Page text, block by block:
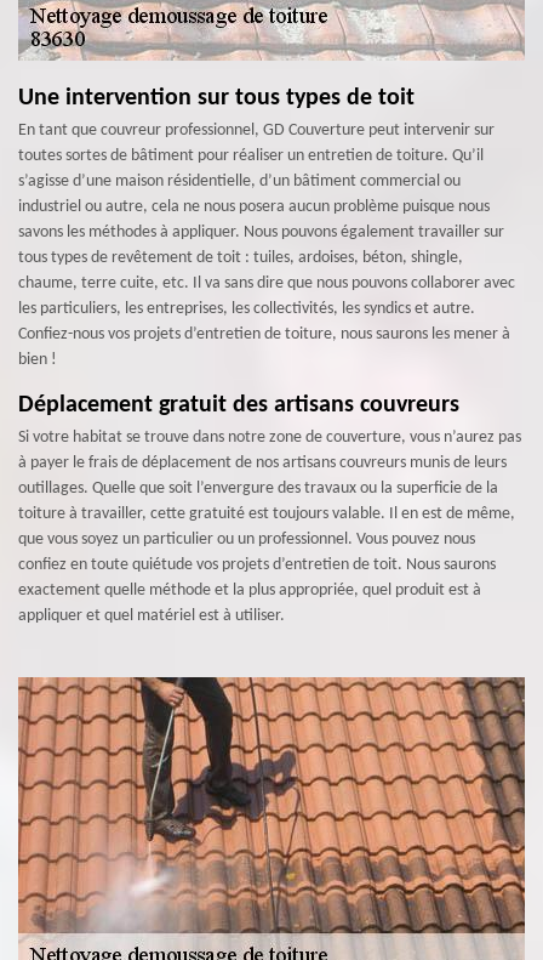
Une intervention sur tous types de toit
En tant que couvreur professionnel, GD Couverture peut intervenir sur
toutes sortes de bâtiment pour réaliser un entretien de toiture. Qu’il
s’agisse d’une maison résidentielle, d’un bâtiment commercial ou
industriel ou autre, cela ne nous posera aucun problème puisque nous
savons les méthodes à appliquer. Nous pouvons également travailler sur
tous types de revêtement de toit : tuiles, ardoises, béton, shingle,
chaume, terre cuite, etc. Il va sans dire que nous pouvons collaborer avec
les particuliers, les entreprises, les collectivités, les syndics et autre.
Confiez-nous vos projets d’entretien de toiture, nous saurons les mener à
bien !
Déplacement gratuit des artisans couvreurs
Si votre habitat se trouve dans notre zone de couverture, vous n’aurez pas
à payer le frais de déplacement de nos artisans couvreurs munis de leurs
outillages. Quelle que soit l’envergure des travaux ou la superficie de la
toiture à travailler, cette gratuité est toujours valable. Il en est de même,
que vous soyez un particulier ou un professionnel. Vous pouvez nous
confiez en toute quiétude vos projets d’entretien de toit. Nous saurons
exactement quelle méthode et la plus appropriée, quel produit est à
appliquer et quel matériel est à utiliser.